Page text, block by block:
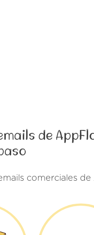
de
comerciales